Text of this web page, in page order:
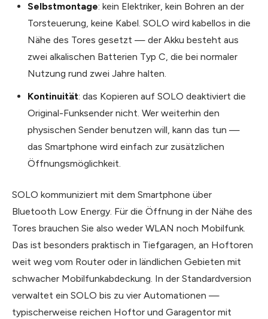
Selbstmontage: kein Elektriker, kein Bohren an der
Torsteuerung, keine Kabel. SOLO wird kabellos in die
Nähe des Tores gesetzt — der Akku besteht aus
zwei alkalischen Batterien Typ C, die bei normaler
Nutzung rund zwei Jahre halten.
Kontinuität: das Kopieren auf SOLO deaktiviert die
Original-Funksender nicht. Wer weiterhin den
physischen Sender benutzen will, kann das tun —
das Smartphone wird einfach zur zusätzlichen
Öffnungsmöglichkeit.
SOLO kommuniziert mit dem Smartphone über
Bluetooth Low Energy. Für die Öffnung in der Nähe des
Tores brauchen Sie also weder WLAN noch Mobilfunk.
Das ist besonders praktisch in Tiefgaragen, an Hoftoren
weit weg vom Router oder in ländlichen Gebieten mit
schwacher Mobilfunkabdeckung. In der Standardversion
verwaltet ein SOLO bis zu vier Automationen —
typischerweise reichen Hoftor und Garagentor mit